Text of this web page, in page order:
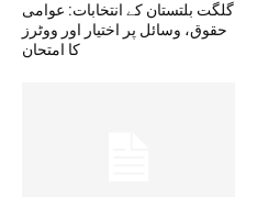
گلگت بلتستان کے انتخابات: عوامی
حقوق، وسائل پر اختیار اور ووٹرز
کا امتحان